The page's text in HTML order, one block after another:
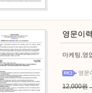
영문이
마케팅,영
영문
12,000원